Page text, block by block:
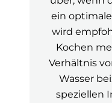
ein
wird
Kochen
Verhältnis
Wasser
speziellen